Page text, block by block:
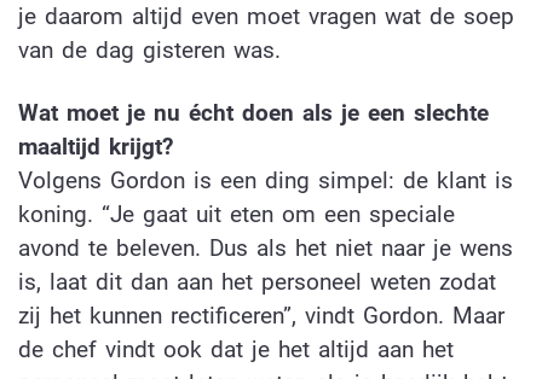
je daarom altijd even moet vragen wat de soep
van de dag gisteren was.
Wat moet je nu écht doen als je een slechte
maaltijd krijgt?
Volgens Gordon is een ding simpel: de klant is
koning. “Je gaat uit eten om een speciale
avond te beleven. Dus als het niet naar je wens
is, laat dit dan aan het personeel weten zodat
zij het kunnen rectificeren”, vindt Gordon. Maar
de chef vindt ook dat je het altijd aan het